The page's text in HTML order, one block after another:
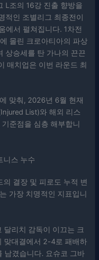
L조의 16강 진출 향방을
적인 조별리그 최종전이
에서 펼쳐집니다. 1차전
몰린 크로아티아의 파상
상승세를 탄 가나의 끈끈
매치업은 이번 라운드 최
맞춰, 2026년 6월 현재
List)와 해외 리스
준점을 심층 해부합니
니스 누수
결장 및 피로도 누적 변
가장 치명적인 지표입니
달리치 감독이 이끄는 크
맞대결에서 2-4로 패배하
남겼습니다. 요슈코 그바